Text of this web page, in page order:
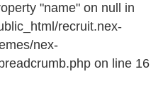
"name" on null in
recruit.nex-
nex-
on line 16